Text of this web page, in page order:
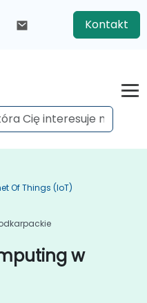
Kontakt
Of Things (IoT)
w